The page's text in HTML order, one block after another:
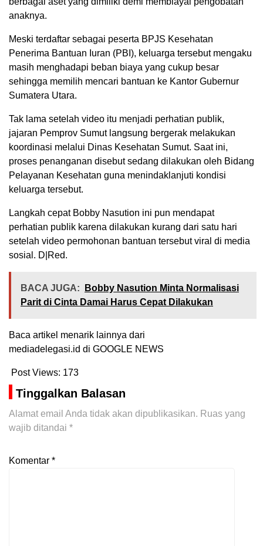
anaknya.
Meski terdaftar sebagai peserta BPJS Kesehatan
Penerima Bantuan Iuran (PBI), keluarga tersebut mengaku
masih menghadapi beban biaya yang cukup besar
sehingga memilih mencari bantuan ke Kantor Gubernur
Sumatera Utara.
Tak lama setelah video itu menjadi perhatian publik,
jajaran Pemprov Sumut langsung bergerak melakukan
koordinasi melalui Dinas Kesehatan Sumut. Saat ini,
proses penanganan disebut sedang dilakukan oleh Bidang
Pelayanan Kesehatan guna menindaklanjuti kondisi
keluarga tersebut.
Langkah cepat Bobby Nasution ini pun mendapat
perhatian publik karena dilakukan kurang dari satu hari
setelah video permohonan bantuan tersebut viral di media
sosial. D|Red.
BACA JUGA:
Bobby Nasution Minta Normalisasi
Parit di Cinta Damai Harus Cepat Dilakukan
Baca artikel menarik lainnya dari
mediadelegasi.id di GOOGLE NEWS
Post Views: 173
Tinggalkan Balasan
Alamat email Anda tidak akan dipublikasikan. Ruas yang
wajib ditandai *
Komentar *